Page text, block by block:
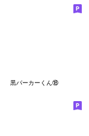
黒パーカーくん⑱